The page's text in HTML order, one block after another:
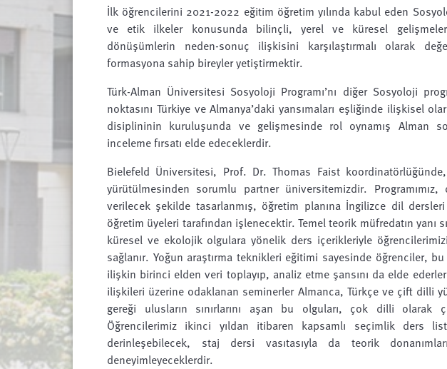
İlk öğrencilerini 2021-2022 eğitim öğretim yılında kabul eden
ve etik ilkeler konusunda bilinçli, yerel ve küresel
dönüşümlerin neden-sonuç ilişkisini karşılaştırmalı olarak
formasyona sahip bireyler yetiştirmektir.
Türk-Alman Üniversitesi Sosyoloji Programı’nı diğer Sosyoloji
noktasını Türkiye ve Almanya’daki yansımaları eşliğinde ilişkisel
disiplininin kuruluşunda ve gelişmesinde rol oynamış Alman
inceleme fırsatı elde edeceklerdir.
Bielefeld Üniversitesi, Prof. Dr. Thomas Faist
yürütülmesinden sorumlu partner üniversitemizdir.
verilecek şekilde tasarlanmış, öğretim planına İngilizce dil
öğretim üyeleri tarafından işlenecektir. Temel teorik müfredatın yanı
küresel ve ekolojik olgulara yönelik ders içerikleriyle
sağlanır. Yoğun araştırma teknikleri eğitimi sayesinde öğrenciler,
ilişkin birinci elden veri toplayıp, analiz etme şansını da elde
ilişkileri üzerine odaklanan seminerler Almanca, Türkçe ve çift dilli
gereği ulusların sınırlarını aşan bu olguları, çok dilli olarak
Öğrencilerimiz ikinci yıldan itibaren kapsamlı seçimlik ders
derinleşebilecek, staj dersi vasıtasıyla da teorik
deneyimleyeceklerdir.